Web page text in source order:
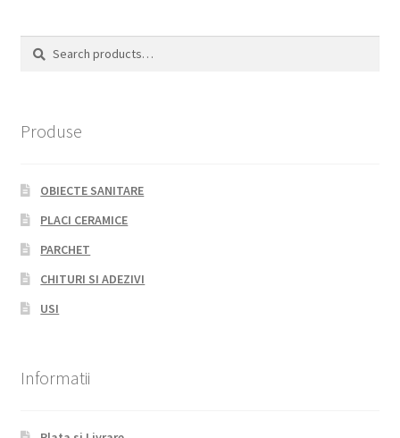
Search
Search
Produse
OBIECTE SANITARE
PLACI CERAMICE
PARCHET
CHITURI SI ADEZIVI
USI
Informatii